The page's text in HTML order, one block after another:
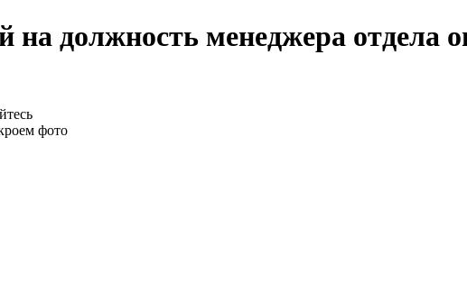
на должность менеджера
фото